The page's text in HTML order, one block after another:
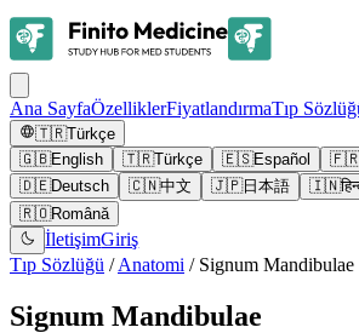
Ana SayfaÖzelliklerFiyatlandırmaTıp
🇹🇷Türkçe
🇬🇧English 🇹🇷Türkçe 🇪🇸Español
🇩🇪Deutsch 🇨🇳中文 🇯🇵日本語 🇮🇳
🇷🇴Română
İletişimGiriş
Tıp Sözlüğü / Anatomi / Signum Mandibulae
Signum Mandibulae